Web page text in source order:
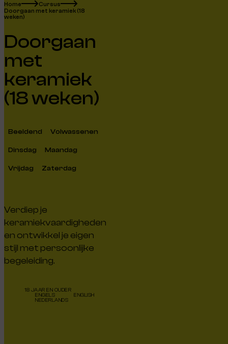
Home
Cursus
Doorgaan met keramiek (18
weken)
Doorgaan
met
keramiek
(18 weken)
Beeldend Volwassenen
Dinsdag Maandag
Vrijdag Zaterdag
Verdiep je
keramiekvaardigheden
en ontwikkel je eigen
stijl met persoonlijke
begeleiding.
18 JAAR EN OUDER
ENGELS
ENGLISH
NEDERLANDS